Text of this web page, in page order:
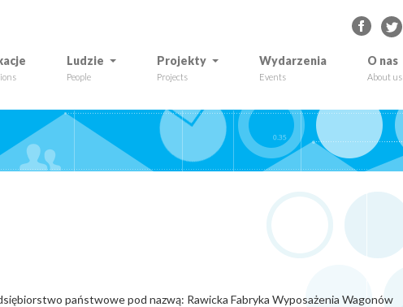
Ludzie
People
Projekty
Projects
Wydarzenia
Events
O nas
About us
państwowe pod nazwą: Rawicka Fabryka Wyposażenia Wagonów